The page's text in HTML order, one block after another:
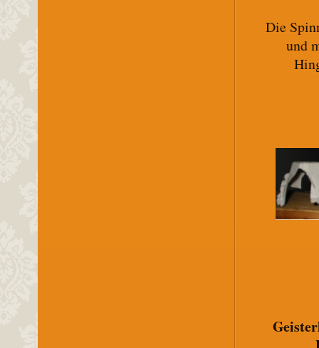
Die
und